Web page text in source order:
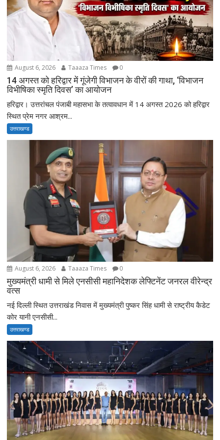
August 6, 2026 Taaaza Times 0
14 अगस्त को हरिद्वार में गूंजेगी विभाजन के वीरों की गाथा, ‘विभाजन
विभीषिका स्मृति दिवस’ का आयोजन
हरिद्वार। उत्तरांचल पंजाबी महासभा के तत्वावधान में 14 अगस्त 2026 को हरिद्वार
स्थित प्रेम नगर आश्रम...
उत्तराखण्ड
August 6, 2026 Taaaza Times 0
मुख्यमंत्री धामी से मिले एनसीसी महानिदेशक लेफ्टिनेंट जनरल वीरेन्द्र
वत्स
नई दिल्ली स्थित उत्तराखंड निवास में मुख्यमंत्री पुष्कर सिंह धामी से राष्ट्रीय कैडेट
कोर यानी एनसीसी...
उत्तराखण्ड